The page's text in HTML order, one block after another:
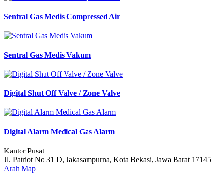
Sentral Gas Medis Compressed Air
Sentral Gas Medis Vakum
Digital Shut Off Valve / Zone Valve
Digital Alarm Medical Gas Alarm
Kantor Pusat
Jl. Patriot No 31 D, Jakasampurna, Kota Bekasi, Jawa Barat 17145
Arah Map